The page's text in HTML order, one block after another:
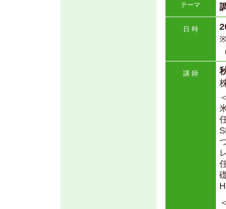
テーマ
日 時
講 師